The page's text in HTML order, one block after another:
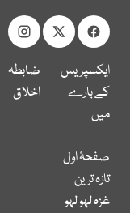
ایکسپریس
کے بارے
میں
ضابطہ
اخلاق
صفحۂ اول
تازہ ترین
غزہ لہو لہو